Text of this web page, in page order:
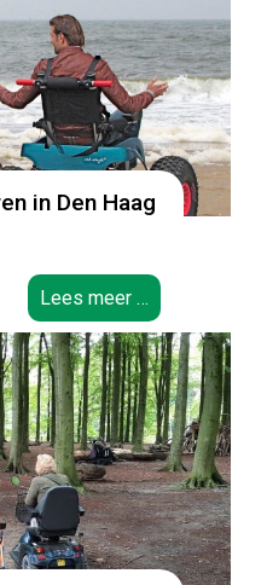
in Den Haag
Lees meer …